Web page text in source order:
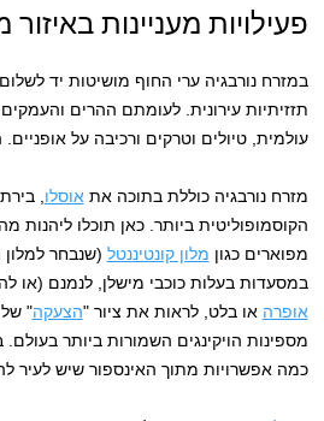
פעילויות מעניינות באיזור
במזרח נורבגיה ערי החוף מושיטות יד
תזזיתיות עירונית. לעומתם ההרים
עולמית, טיולים וטרקים ורכיבה על
מזרח נורבגיה כוללת בתוכה את אוסלו ,
הקוסמופוליטית ביותר. כאן תוכלו ליהנות
מפוארים כגון מלון קונטיננטל
במסעדות בעלות כוכבי מישלן, לנמנם (או
אופרה או בלט, לראות את ציור "הצעקה" של
מספינות הויקינגים השמורות ביותר
כמה אפשרויות מתוך האינספור שיש לעיר